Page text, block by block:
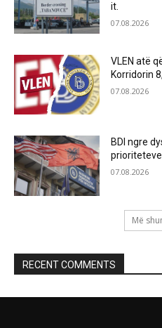
it.
07.08.2026
VLEN atë
Korridorin
07.08.2026
BDI ngre
07.08.2026
Më
RECENT COMMENTS